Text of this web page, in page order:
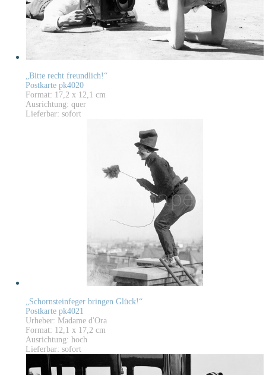
„Bitte recht freundlich!“
Postkarte pk4020
Format: 17,2 x 12,1 cm
Ausrichtung: quer
Lieferbar: sofort
„Schornsteinfeger bringen Glück!“
Postkarte pk4021
Urheber: Madame d'Ora
Format: 12,1 x 17,2 cm
Ausrichtung: hoch
Lieferbar: sofort